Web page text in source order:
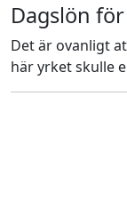
Dagslön
Det är ovanligt
här yrket skulle